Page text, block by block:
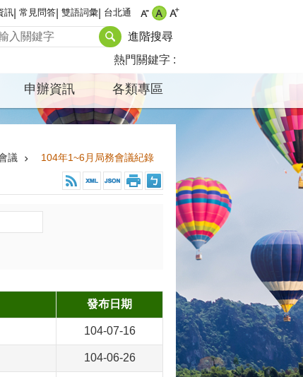
訊 常見問答 雙語詞彙 台北通
進階搜尋
熱門關鍵字
申辦資訊 各類專區
議 104年1~6月局務會議紀錄
發布日期
104-07-16
104-06-26